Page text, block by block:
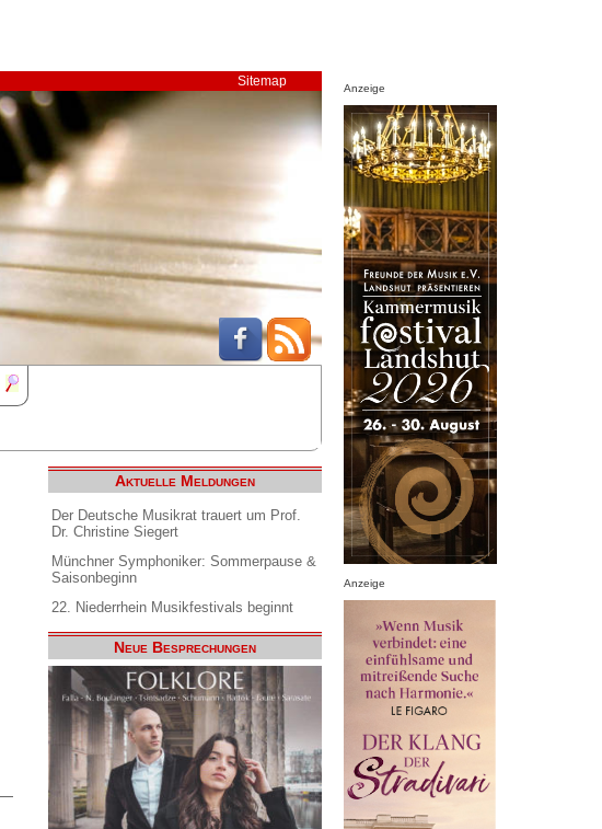
Sitemap
Aktuelle Meldungen
Der Deutsche Musikrat trauert um Prof.
Dr. Christine Siegert
Münchner Symphoniker: Sommerpause &
Saisonbeginn
22. Niederrhein Musikfestivals beginnt
Neue Besprechungen
Anzeige
Anzeige